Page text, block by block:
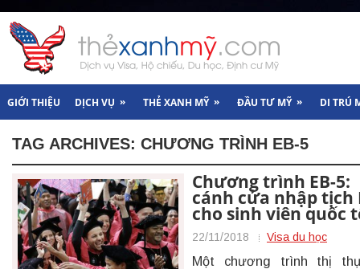
GIỚI THIỆU DỊCH VỤ » THẺ XANH MỸ » ĐẦU TƯ MỸ » DI TRÚ
TAG ARCHIVES: CHƯƠNG TRÌNH EB-5
Chương trình EB-5:
cánh cửa nhập tịch
cho sinh viên quốc
22/11/2018 Visa du học
Một chương trình thị